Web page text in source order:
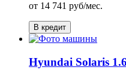
от 14 741 руб/мес.
В кредит
Hyundai Solaris